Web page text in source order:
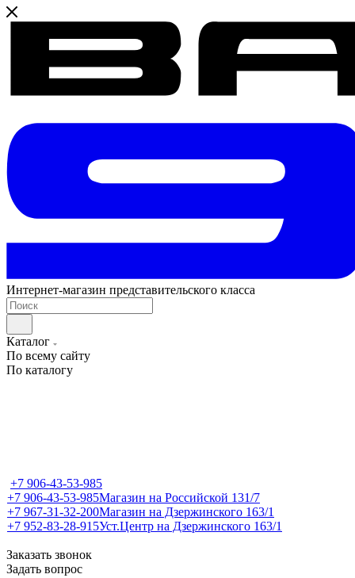
Интернет-магазин представительского класса
Каталог
По всему сайту
По каталогу
+7 906-43-53-985
+7 906-43-53-985Магазин на Российской 131/7
+7 967-31-32-200Магазин на Дзержинского 163/1
+7 952-83-28-915Уст.Центр на Дзержинского 163/1
Заказать звонок
Задать вопрос